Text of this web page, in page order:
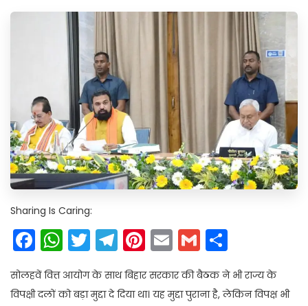
Sharing Is Caring:
Facebook
WhatsApp
Twitter
Telegram
Pinterest
EmailGmail
सोलहवें वित्त आयोग के साथ बिहार सरकार की बैठक ने भी राज्य के
विपक्षी दलों को बड़ा मुद्दा दे दिया था। यह मुद्दा पुराना है, लेकिन विपक्ष भी